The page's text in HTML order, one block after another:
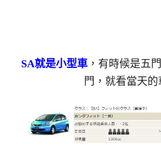
SA就是小型車 ，有時候是五
門，就看當天的